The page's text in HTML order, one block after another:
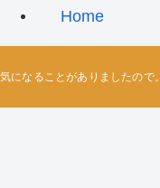
Home
気になることがありましたので。